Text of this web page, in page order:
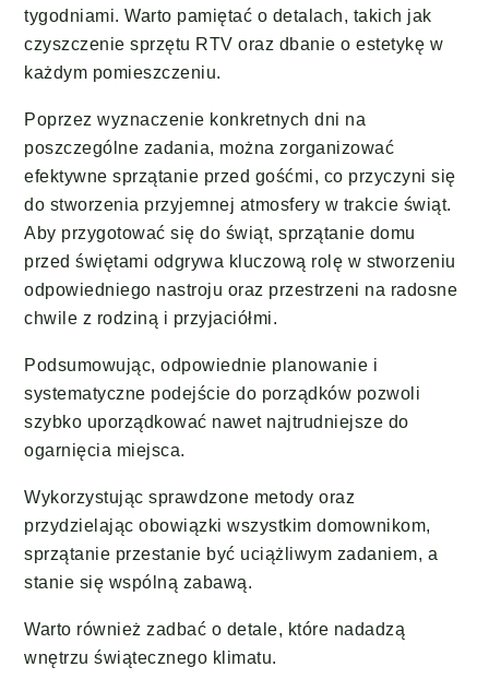
tygodniami. Warto pamiętać o detalach, takich jak
czyszczenie sprzętu RTV oraz dbanie o estetykę w
każdym pomieszczeniu.
Poprzez wyznaczenie konkretnych dni na
poszczególne zadania, można zorganizować
efektywne sprzątanie przed gośćmi, co przyczyni się
do stworzenia przyjemnej atmosfery w trakcie świąt.
Aby przygotować się do świąt, sprzątanie domu
przed świętami odgrywa kluczową rolę w stworzeniu
odpowiedniego nastroju oraz przestrzeni na radosne
chwile z rodziną i przyjaciółmi.
Podsumowując, odpowiednie planowanie i
systematyczne podejście do porządków pozwoli
szybko uporządkować nawet najtrudniejsze do
ogarnięcia miejsca.
Wykorzystując sprawdzone metody oraz
przydzielając obowiązki wszystkim domownikom,
sprzątanie przestanie być uciążliwym zadaniem, a
stanie się wspólną zabawą.
Warto również zadbać o detale, które nadadzą
wnętrzu świątecznego klimatu.